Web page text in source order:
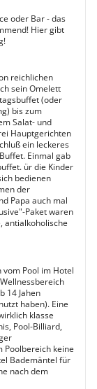
oder Bar - das
Hier gibt
reichlichen
sein Omelett
(oder
bis zum
Salat- und
Hauptgerichten
ein leckeres
Einmal gab
ür die Kinder
bedienen
der
Papa auch mal
Paket waren
antialkoholische
Pool im Hotel
14 Jahen
haben). Eine
klasse
Pool-Billiard,
Poolbereich keine
Bademäntel für
nach dem